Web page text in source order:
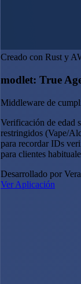
Creado con Rust y
modlet: True
Middleware de
Verificación de edad
restringidos (Vape/
para recordar IDs
para clientes
Desarrollado por
Ver Aplicación